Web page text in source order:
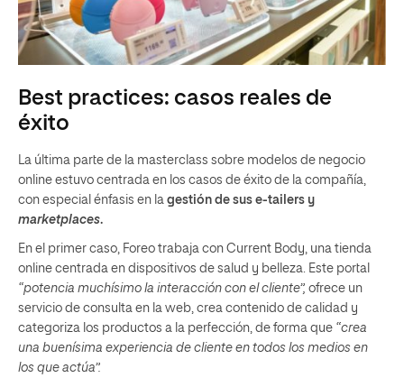
Best practices: casos reales de
éxito
La última parte de la masterclass sobre modelos de negocio
online estuvo centrada en los casos de éxito de la compañía,
con especial énfasis en la gestión de sus e-tailers y
marketplaces.
En el primer caso, Foreo trabaja con Current Body, una tienda
online centrada en dispositivos de salud y belleza. Este portal
“potencia muchísimo la interacción con el cliente”, ofrece un
servicio de consulta en la web, crea contenido de calidad y
categoriza los productos a la perfección, de forma que “crea
una buenísima experiencia de cliente en todos los medios en
los que actúa”.